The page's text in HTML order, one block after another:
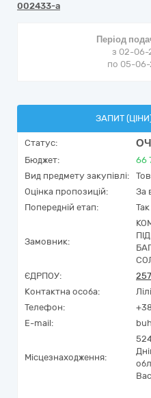
002433-a
Період
з 02-06-
по 05-
ЗАПИТ
Статус:
Бюджет: 66
Вид предмету закупівлі:
Оцінка пропозицій:
За
Попередній етап:
Так
Замовник:
ЄДРПОУ:
Контактна особа:
Телефон:
E-mail:
Місцезнаходження: